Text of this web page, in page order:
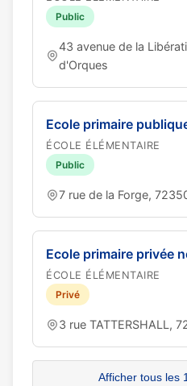
Public
43 avenue de la
d'Orques
Ecole primaire
ÉCOLE ÉLÉMENTAIRE
Public
7 rue de la Forge,
Ecole primaire privée
ÉCOLE ÉLÉMENTAIRE
Privé
3 rue TATTERSHALL,
Afficher tous les